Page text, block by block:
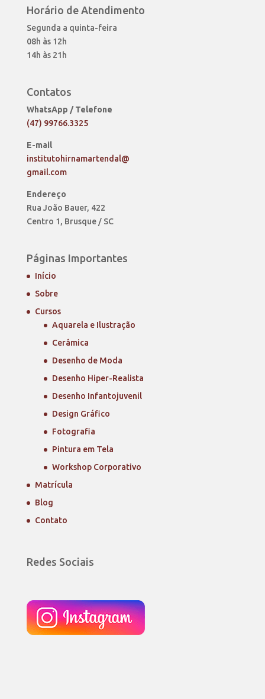
Horário de Atendimento
Segunda a quinta-feira
08h às 12h
14h às 21h
Contatos
WhatsApp / Telefone
(47) 99766.3325
E-mail
institutohirnamartendal@
gmail.com
Endereço
Rua João Bauer, 422
Centro 1, Brusque / SC
Páginas Importantes
Início
Sobre
Cursos
Aquarela e Ilustração
Cerâmica
Desenho de Moda
Desenho Hiper-Realista
Desenho Infantojuvenil
Design Gráfico
Fotografia
Pintura em Tela
Workshop Corporativo
Matrícula
Blog
Contato
Redes Sociais